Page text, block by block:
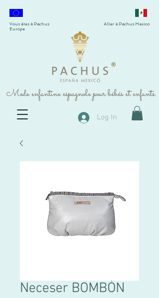
®
Mode enfantine espagnole pour bébés et enfants
Vous êtes à Pachus
Europe
Aller à Pachus Mexico
Log In
Neceser BOMBÓN